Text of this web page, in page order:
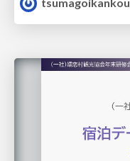
tsumagoikankou